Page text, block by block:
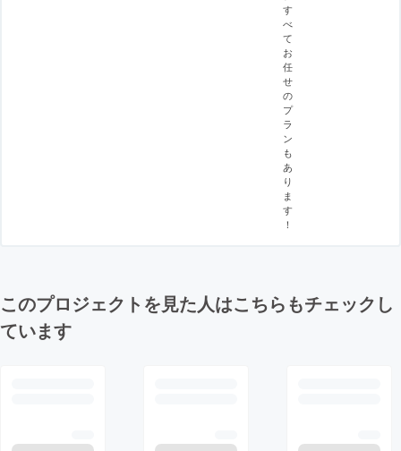
す
べ
て
お
任
せ
の
プ
ラ
ン
も
あ
り
ま
す
！
このプロジェクトを見た人はこちらもチェックし
ています